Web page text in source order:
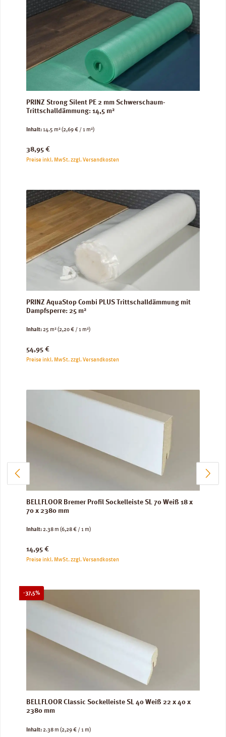
PRINZ Strong Silent PE 2 mm Schwerschaum-
Trittschalldämmung: 14,5 m²
Inhalt:14.5 m²(2,69 € / 1 m²)
Regulärer Preis:
38,95 €
Preise inkl. MwSt. zzgl. Versandkosten
PRINZ AquaStop Combi PLUS Trittschalldämmung mit
Dampfsperre: 25 m²
Inhalt:25 m²(2,20 € / 1 m²)
Regulärer Preis:
54,95 €
Preise inkl. MwSt. zzgl. Versandkosten
BELLFLOOR Bremer Profil Sockelleiste SL 70 Weiß 18 x
70 x 2380 mm
Inhalt:2.38 m (6,28 € / 1 m)
Regulärer Preis:
14,95 €
Preise inkl. MwSt. zzgl. Versandkosten
-37,5%Rabatt
BELLFLOOR Classic Sockelleiste SL 40 Weiß 22 x 40 x
2380 mm
Inhalt:2.38 m (2,29 € / 1 m)